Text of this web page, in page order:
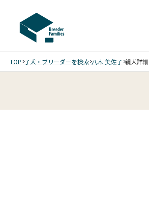
TOP 子犬・ブリーダーを検索 八木 美佐子 親犬詳細